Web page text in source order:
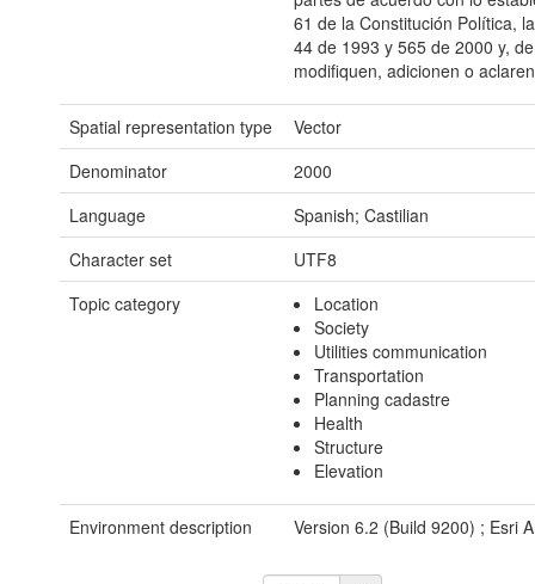
61 de la Constitución Política,
44 de 1993 y 565 de 2000 y,
modifiquen, adicionen o
Spatial representation type
Vector
Denominator
2000
Language
Spanish; Castilian
Character set
UTF8
Topic category
Location
Society
Utilities communication
Transportation
Planning cadastre
Health
Structure
Elevation
Environment description Version 6.2 (Build 9200) ; Esri